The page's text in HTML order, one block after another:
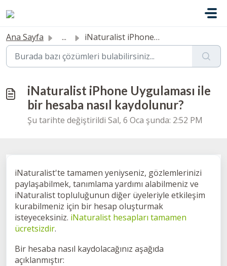
Ana Sayfa ... iNaturalist iPhone Uygulaması ile bir hesaba nasıl kaydol...
iNaturalist iPhone Uygulaması ile
bir hesaba nasıl kaydolunur?
Şu tarihte değiştirildi Sal, 6 Oca şunda: 2:52 PM
iNaturalist'te tamamen yeniyseniz, gözlemlerinizi
paylaşabilmek, tanımlama yardımı alabilmeniz ve
iNaturalist topluluğunun diğer üyeleriyle etkileşim
kurabilmeniz için bir hesap oluşturmak
isteyeceksiniz. iNaturalist hesapları tamamen
ücretsizdir.
Bir hesaba nasıl kaydolacağınız aşağıda
açıklanmıştır: